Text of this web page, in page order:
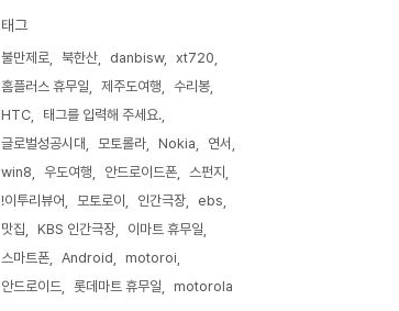
태그
불만제로 북한산 danbisw
xt720
홈플러스 휴무일
제주도여행
수리봉
HTC
태그를 입력해 주세요.
글로벌성공시대
모토롤라 Nokia
연서
win8
우도여행 안드로이드폰
스펀지
!이투리뷰어
모토로이 인간극장
ebs
맛집
KBS 인간극장
이마트 휴무일
스마트폰
Android
motoroi
안드로이드
롯데마트 휴무일 motorola